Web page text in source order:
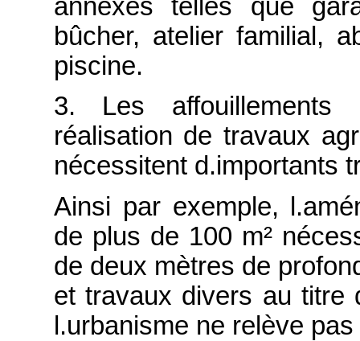
annexes telles que
bûcher, atelier familial,
piscine.
3. Les affouillements
réalisation de travaux
nécessitent d.importants
Ainsi par exemple,
de plus de 100 m²
de deux mètres de
et travaux divers au titre
l.urbanisme ne relève